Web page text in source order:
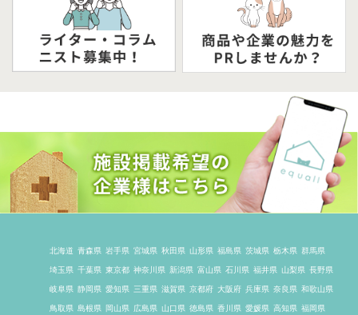
北海道 青森県 岩手県 宮城県 秋田県 山形県 福島県 茨城県 栃木県 群馬県
埼玉県 千葉県 東京都 神奈川県 新潟県 富山県 石川県 福井県 山梨県 長野県
岐阜県 静岡県 愛知県 三重県 滋賀県 京都府 大阪府 兵庫県 奈良県 和歌山県
鳥取県 島根県 岡山県 広島県 山口県 徳島県 香川県 愛媛県 高知県 福岡県